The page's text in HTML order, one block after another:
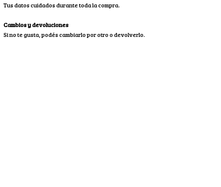
Tus datos cuidados durante toda la compra.
Cambios y devoluciones
Si no te gusta, podés cambiarlo por otro o devolverlo.